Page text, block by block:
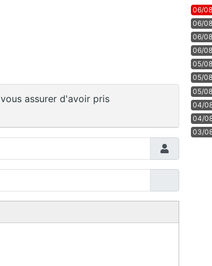
assurer d'avoir pris
06/08
06/08
06/08
06/08
05/08
05/08
05/08
04/
04/
03/